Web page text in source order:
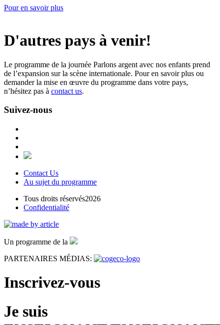
Pour en savoir plus
D'autres pays à venir!
Le programme de la journée Parlons argent avec nos enfants prend
de l’expansion sur la scène internationale. Pour en savoir plus ou
demander la mise en œuvre du programme dans votre pays,
n’hésitez pas à contact us.
Suivez-nous
Contact Us
Au sujet du programme
Tous droits réservés2026
Confidentialité
Un programme de la
PARTENAIRES MÉDIAS:
Inscrivez-vous
Je suis